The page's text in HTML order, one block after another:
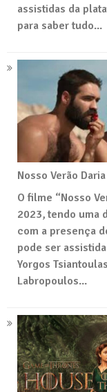
assistidas da
para saber tudo...
Nosso Verão
O filme “Nosso
2023, tendo uma
com a presença
pode ser
Yorgos
Labropoulos...